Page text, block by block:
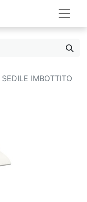
IMBOTTITO